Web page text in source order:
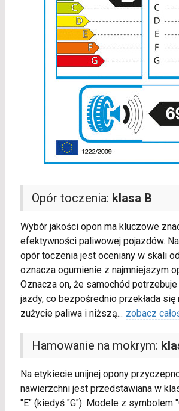
Opór toczenia: klasa B
Wybór jakości opon ma kluczowe
efektywności paliwowej pojazdów.
opór toczenia jest oceniany w skali
oznacza ogumienie z najmniejszym
Oznacza on, że samochód
jazdy, co bezpośrednio przekłada się
zużycie paliwa i niższą... zobacz
Hamowanie na mokrym:
Na etykiecie unijnej opony
nawierzchni jest przedstawiana w
"E" (kiedyś "G"). Modele z symbolem